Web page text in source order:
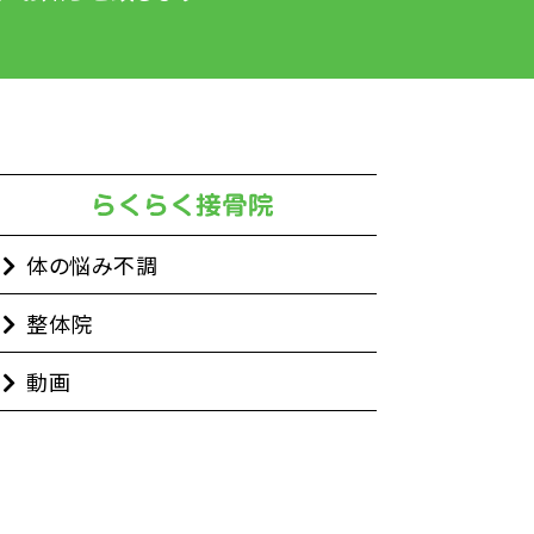
体の悩み不調
整体院
動画